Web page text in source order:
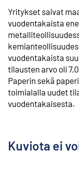
Yritykset saivat
vuodentakaista
vuodentakaista
tilausten arvo oli
Paperin sekä
toimialalla uudet
vuodentakaisesta.
Kuviota ei